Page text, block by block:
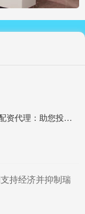
配资炒股网选 国内期货配资代理：助您投资无忧，收益倍增
持经济并抑制瑞